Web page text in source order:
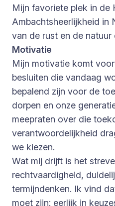
Mijn favoriete plek in de
Ambachtsheerlijkheid in
van de rust en de natuur
Motivatie
Mijn motivatie komt
besluiten die vandaag
bepalend zijn voor de
dorpen en onze
meepraten over die
verantwoordelijkheid
we kiezen.
Wat mij drijft is het
rechtvaardigheid,
termijndenken. Ik vind
moet zijn: eerlijk in